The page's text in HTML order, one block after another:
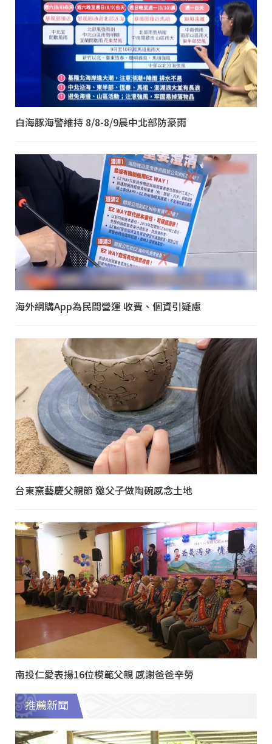
白海豚海警維持 8/8-8/9晨中北部防豪雨
海外網購App為民間營運 收費、個資引疑慮
台東窯藝慶父親節 邀父子做陶碗感念土地
南投仁愛表揚16位模範父親 感謝爸爸辛勞
推薦新聞